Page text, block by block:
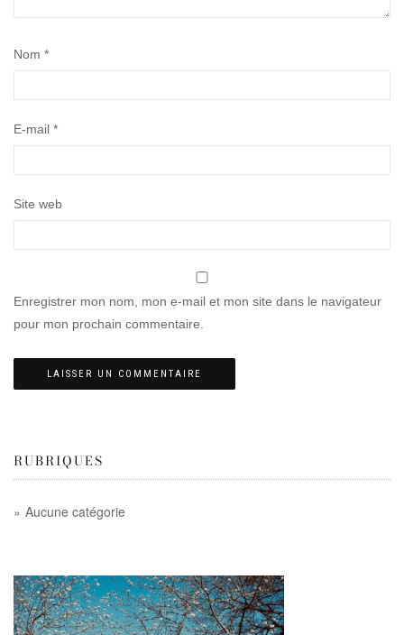
Nom *
E-mail *
Site web
Enregistrer mon nom, mon e-mail et mon site dans le navigateur
pour mon prochain commentaire.
RUBRIQUES
Aucune catégorie